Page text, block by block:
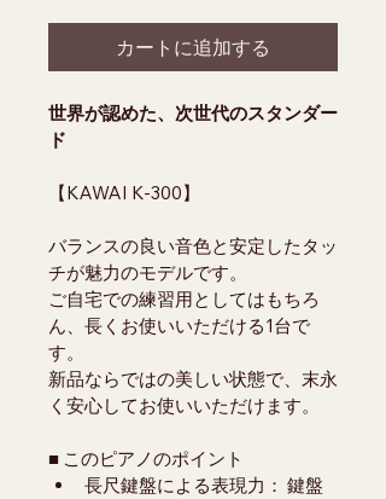
カートに追加する
世界が認めた、次世代のスタンダー
ド
【KAWAI K-300】
バランスの良い音色と安定したタッ
チが魅力のモデルです。
ご自宅での練習用としてはもちろ
ん、長くお使いいただける1台で
す。
新品ならではの美しい状態で、末永
く安心してお使いいただけます。
■ このピアノのポイント
長尺鍵盤による表現力： 鍵盤